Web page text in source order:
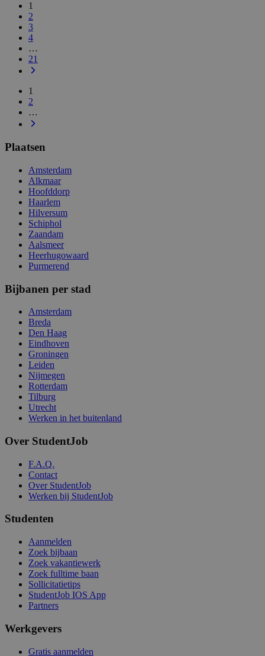
1
2
3
4
…
21
1
2
…
Plaatsen
Amsterdam
Alkmaar
Hoofddorp
Haarlem
Hilversum
Schiphol
Zaandam
Aalsmeer
Heerhugowaard
Purmerend
Bijbanen per stad
Amsterdam
Breda
Den Haag
Eindhoven
Groningen
Leiden
Nijmegen
Rotterdam
Tilburg
Utrecht
Werken in het buitenland
Over StudentJob
F.A.Q.
Contact
Over StudentJob
Werken bij StudentJob
Studenten
Aanmelden
Zoek bijbaan
Zoek vakantiewerk
Zoek fulltime baan
Sollicitatietips
StudentJob IOS App
Partners
Werkgevers
Gratis aanmelden